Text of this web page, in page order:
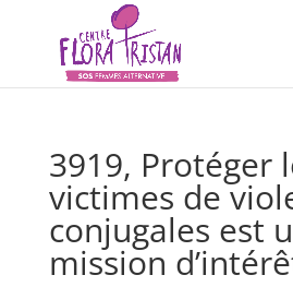
3919, Protéger
victimes de
conjugales est
mission